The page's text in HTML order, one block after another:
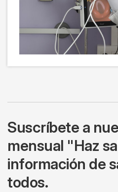
Suscríbete a
mensual "Haz
información de
todos.